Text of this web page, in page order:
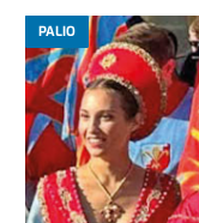
PALIO